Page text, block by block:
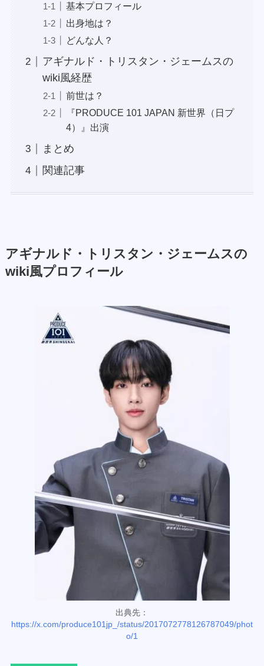
基本プロフィール
出身地は？
どんな人？
アギナルド・トリスタン・ジェームスの
wiki風経歴
前世は？
『PRODUCE 101 JAPAN 新世界（日プ
4）』出演
まとめ
関連記事
アギナルド・トリスタン・ジェームスの
wiki風プロフィール
出典先：
https://x.com/produce101jp_/status/2017072778126787049/phot
o/1